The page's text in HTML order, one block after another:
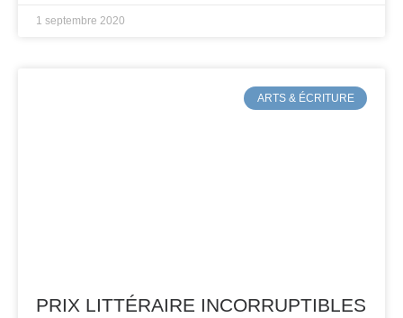
1 septembre 2020
ARTS & ÉCRITURE
PRIX LITTÉRAIRE INCORRUPTIBLES